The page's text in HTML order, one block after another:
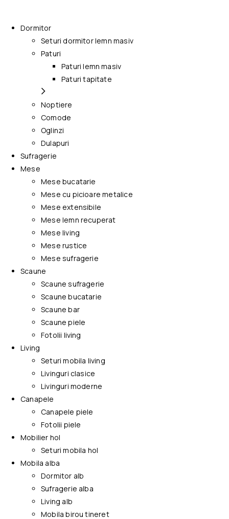
Dormitor
Seturi dormitor lemn masiv
Paturi
Paturi lemn masiv
Paturi tapitate
Noptiere
Comode
Oglinzi
Dulapuri
Sufragerie
Mese
Mese bucatarie
Mese cu picioare metalice
Mese extensibile
Mese lemn recuperat
Mese living
Mese rustice
Mese sufragerie
Scaune
Scaune sufragerie
Scaune bucatarie
Scaune bar
Scaune piele
Fotolii living
Living
Seturi mobila living
Livinguri clasice
Livinguri moderne
Canapele
Canapele piele
Fotolii piele
Mobilier hol
Seturi mobila hol
Mobila alba
Dormitor alb
Sufragerie alba
Living alb
Mobila birou tineret